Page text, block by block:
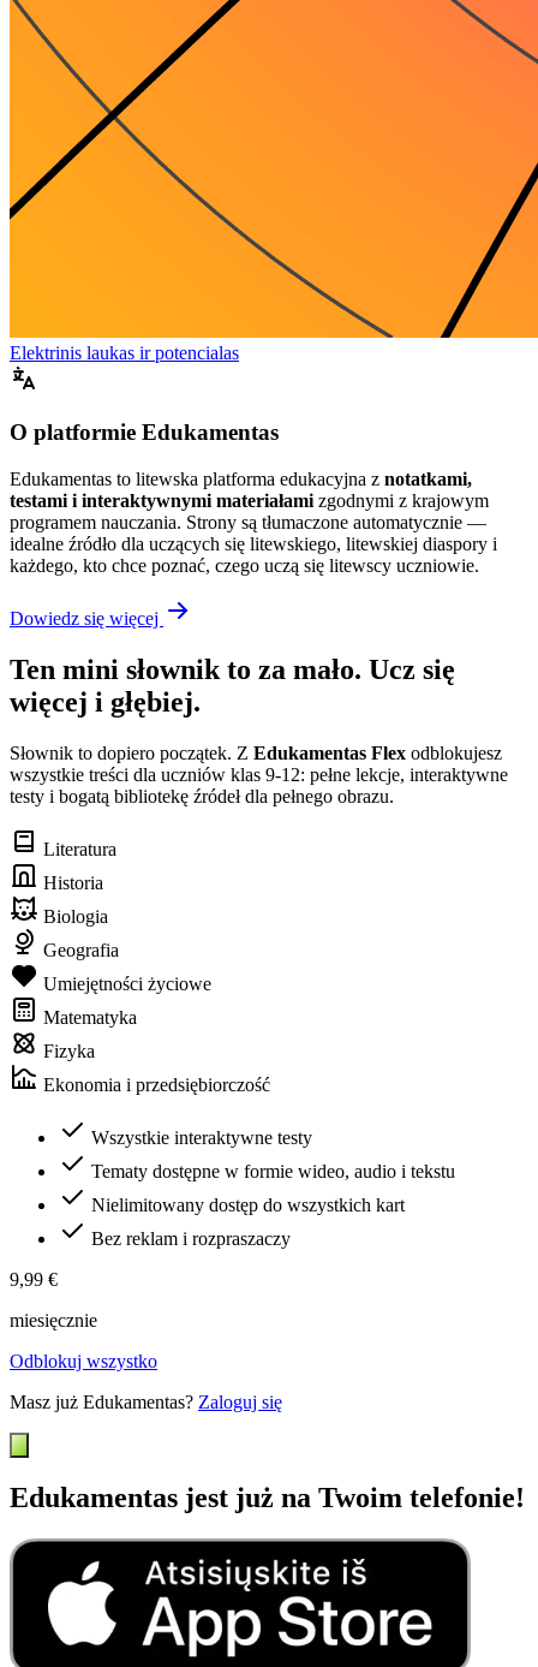
Elektrinis laukas ir potencialas
O platformie Edukamentas
Edukamentas to litewska platforma edukacyjna z notatkami,
testami i interaktywnymi materiałami zgodnymi z krajowym
programem nauczania. Strony są tłumaczone automatycznie —
idealne źródło dla uczących się litewskiego, litewskiej diaspory i
każdego, kto chce poznać, czego uczą się litewscy uczniowie.
Dowiedz się więcej
Ten mini słownik to za mało. Ucz się
więcej i głębiej.
Słownik to dopiero początek. Z Edukamentas Flex odblokujesz
wszystkie treści dla uczniów klas 9-12: pełne lekcje, interaktywne
testy i bogatą bibliotekę źródeł dla pełnego obrazu.
Literatura
Historia
Biologia
Geografia
Umiejętności życiowe
Matematyka
Fizyka
Ekonomia i przedsiębiorczość
Wszystkie interaktywne testy
Tematy dostępne w formie wideo, audio i tekstu
Nielimitowany dostęp do wszystkich kart
Bez reklam i rozpraszaczy
9,99 €
miesięcznie
Odblokuj wszystko
Masz już Edukamentas? Zaloguj się
Edukamentas jest już na Twoim telefonie!